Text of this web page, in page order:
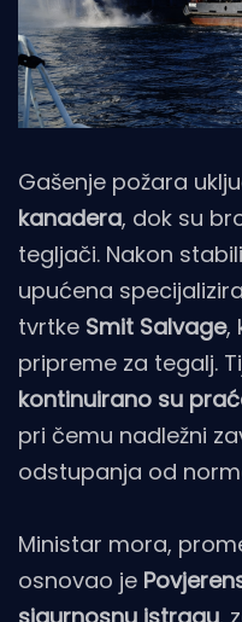
Gašenje požara
kanadera, dok su
tegljači. Nakon
upućena
tvrtke Smit Salvage,
pripreme za tegalj.
kontinuirano su
pri čemu nadležni
odstupanja od
Ministar mora,
osnovao je